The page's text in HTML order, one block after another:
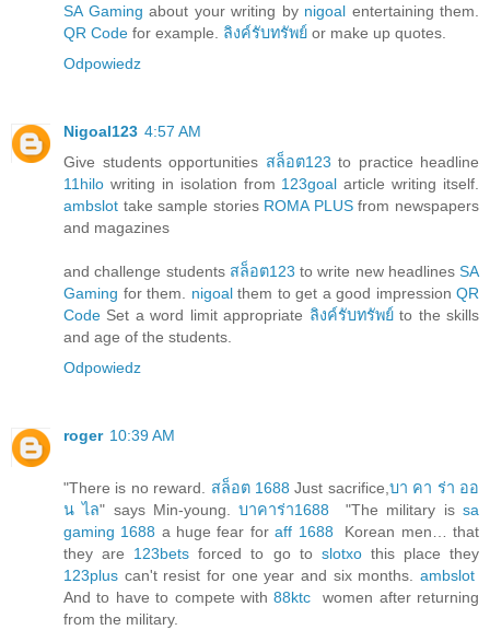
SA Gaming about your writing by nigoal entertaining them.
QR Code for example. ลิงค์รับทรัพย์ or make up quotes.
Odpowiedz
Nigoal123 4:57 AM
Give students opportunities สล็อต123 to practice headline
11hilo writing in isolation from 123goal article writing itself.
ambslot take sample stories ROMA PLUSfrom newspapers
and magazines
and challenge students สล็อต123 to write new headlines SA
Gaming for them. nigoalthem to get a good impression QR
Code Set a word limit appropriate ลิงค์รับทรัพย์to the skills
and age of the students.
Odpowiedz
roger 10:39 AM
"There is no reward. สล็อต 1688 Just sacrifice,บา คา ร่า ออ
น ไล" says Min-young.บาคาร่า1688 "The military issa
gaming 1688 a huge fear foraff 1688 Korean men… that
they are 123bets forced to go to slotxothis place they
123plus can't resist for one year and six months. ambslot
And to have to compete with88ktc women after returning
from the military.